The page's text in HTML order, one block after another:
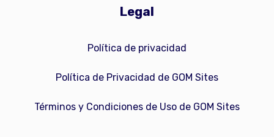
Legal
Política de privacidad
Política de Privacidad de GOM Sites
Términos y Condiciones de Uso de GOM Sites